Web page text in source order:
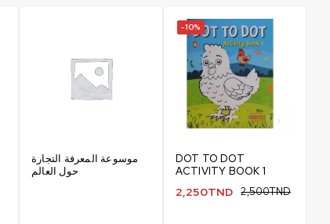
موسوعة المعرفة التجارة
حول العالم
-10%
DOT TO DOT
ACTIVITY BOOK 1
2,500TND
2,250TND